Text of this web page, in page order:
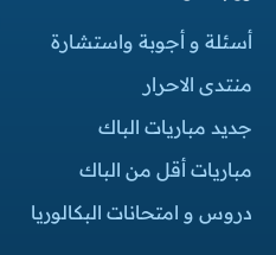
أسئلة و أجوبة واستشارة
منتدى الاحرار
جديد مباريات الباك
مباريات أقل من الباك
دروس و امتحانات البكالوريا